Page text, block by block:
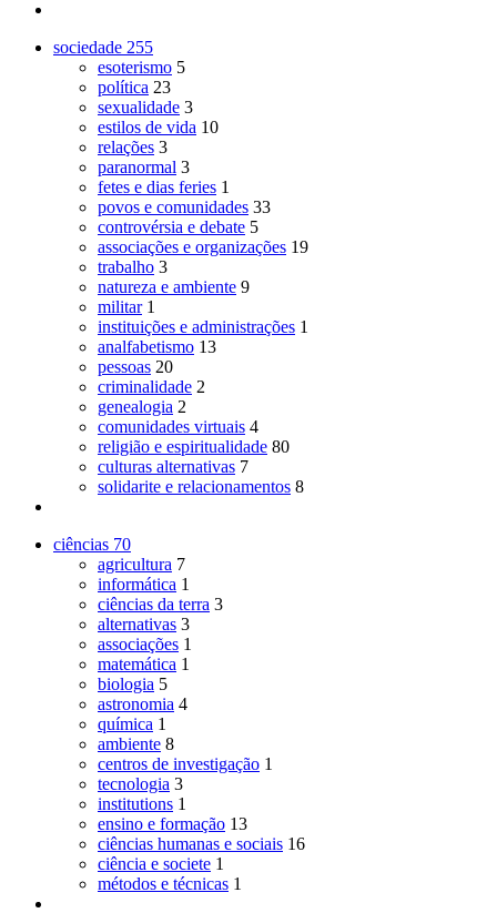
sociedade 255
esoterismo 5
política 23
sexualidade 3
estilos de vida 10
relações 3
paranormal 3
fetes e dias feries 1
povos e comunidades 33
controvérsia e debate 5
associações e organizações 19
trabalho 3
natureza e ambiente 9
militar 1
instituições e administrações 1
analfabetismo 13
pessoas 20
criminalidade 2
genealogia 2
comunidades virtuais 4
religião e espiritualidade 80
culturas alternativas 7
solidarite e relacionamentos 8
ciências 70
agricultura 7
informática 1
ciências da terra 3
alternativas 3
associações 1
matemática 1
biologia 5
astronomia 4
química 1
ambiente 8
centros de investigação 1
tecnologia 3
institutions 1
ensino e formação 13
ciências humanas e sociais 16
ciência e societe 1
métodos e técnicas 1